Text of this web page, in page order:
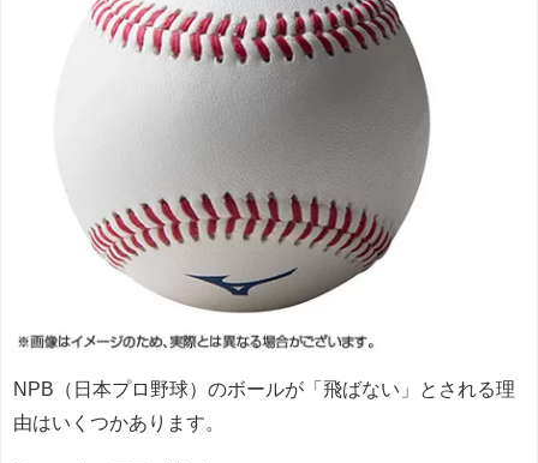
NPB（日本プロ野球）のボールが「飛ばない」とされる理
由はいくつかあります。